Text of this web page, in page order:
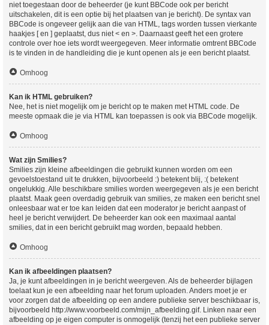
niet toegestaan door de beheerder (je kunt BBCode ook per bericht
uitschakelen, dit is een optie bij het plaatsen van je bericht). De syntax van
BBCode is ongeveer gelijk aan die van HTML, tags worden tussen vierkante
haakjes [ en ] geplaatst, dus niet < en >. Daarnaast geeft het een grotere
controle over hoe iets wordt weergegeven. Meer informatie omtrent BBCode
is te vinden in de handleiding die je kunt openen als je een bericht plaatst.
Omhoog
Kan ik HTML gebruiken?
Nee, het is niet mogelijk om je bericht op te maken met HTML code. De
meeste opmaak die je via HTML kan toepassen is ook via BBCode mogelijk.
Omhoog
Wat zijn Smilies?
Smilies zijn kleine afbeeldingen die gebruikt kunnen worden om een
gevoelstoestand uit te drukken, bijvoorbeeld :) betekent blij, :( betekent
ongelukkig. Alle beschikbare smilies worden weergegeven als je een bericht
plaatst. Maak geen overdadig gebruik van smilies, ze maken een bericht snel
onleesbaar wat er toe kan leiden dat een moderator je bericht aanpast of
heel je bericht verwijdert. De beheerder kan ook een maximaal aantal
smilies, dat in een bericht gebruikt mag worden, bepaald hebben.
Omhoog
Kan ik afbeeldingen plaatsen?
Ja, je kunt afbeeldingen in je bericht weergeven. Als de beheerder bijlagen
toelaat kun je een afbeelding naar het forum uploaden. Anders moet je er
voor zorgen dat de afbeelding op een andere publieke server beschikbaar is,
bijvoorbeeld http://www.voorbeeld.com/mijn_afbeelding.gif. Linken naar een
afbeelding op je eigen computer is onmogelijk (tenzij het een publieke server